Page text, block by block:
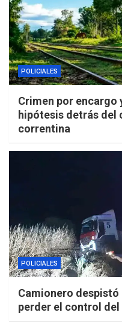
POLICIALES
Crimen por encargo
hipótesis detrás del
correntina
POLICIALES
Camionero
perder el control